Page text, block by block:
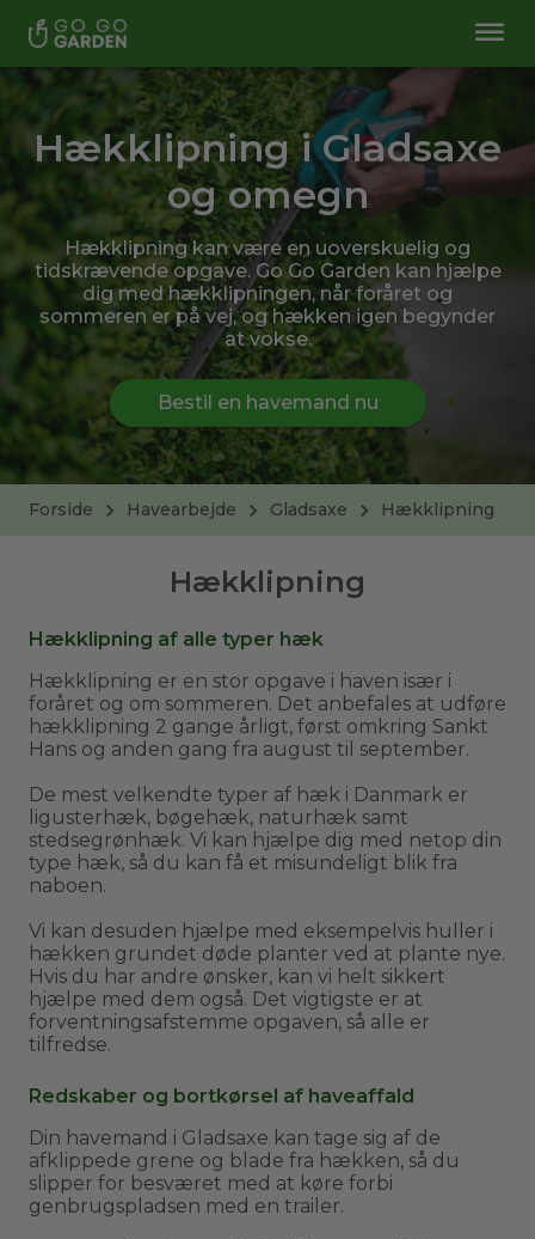
Hækklipning i Gladsaxe
og omegn
Hækklipning kan være en uoverskuelig og
tidskrævende opgave. Go Go Garden kan hjælpe
dig med hækklipningen, når foråret og
sommeren er på vej, og hækken igen begynder
at vokse.
Bestil en havemand nu
Forside Havearbejde Gladsaxe Hækklipning
Hækklipning
Hækklipning af alle typer hæk
Hækklipning er en stor opgave i haven især i
foråret og om sommeren. Det anbefales at udføre
hækklipning 2 gange årligt, først omkring Sankt
Hans og anden gang fra august til september.
De mest velkendte typer af hæk i Danmark er
ligusterhæk, bøgehæk, naturhæk samt
stedsegrønhæk. Vi kan hjælpe dig med netop din
type hæk, så du kan få et misundeligt blik fra
naboen.
Vi kan desuden hjælpe med eksempelvis huller i
hækken grundet døde planter ved at plante nye.
Hvis du har andre ønsker, kan vi helt sikkert
hjælpe med dem også. Det vigtigste er at
forventningsafstemme opgaven, så alle er
tilfredse.
Redskaber og bortkørsel af haveaffald
Din havemand i Gladsaxe kan tage sig af de
afklippede grene og blade fra hækken, så du
slipper for besværet med at køre forbi
genbrugspladsen med en trailer.